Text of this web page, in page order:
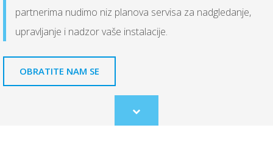
partnerima nudimo niz planova servisa za nadgledanje,
upravljanje i nadzor vaše instalacije.
OBRATITE NAM SE
Scroll
to